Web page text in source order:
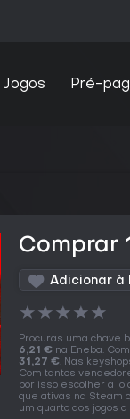
Jogos Pré-
Comprar
Adicionar à
★★★★★
Procuras uma chave
6,21 € na Eneba.
31,27 €. Nas
Com tantos
por isso escolher a
que ativas na Steam
um quarto dos jogos